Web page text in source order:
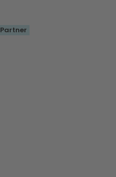
Partner